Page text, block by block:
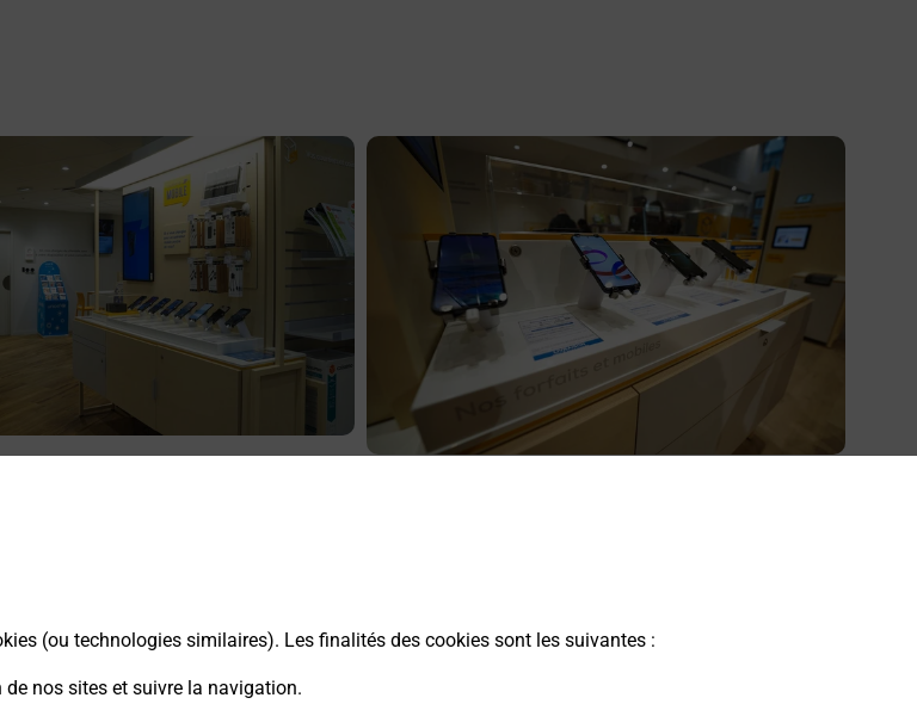
(ou technologies similaires). Les finalités des cookies sont les suivantes :
nos sites et suivre la navigation.
de Poste à NIEDERBRONN LES BAINS
En savoir plus